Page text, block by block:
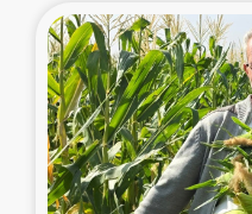
東ティモ
大雨によ
カカオ
シリア国内避難